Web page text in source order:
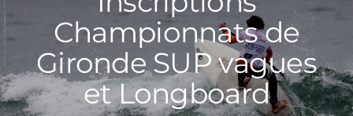
Championnats de
Gironde SUP vagues
et Longboard